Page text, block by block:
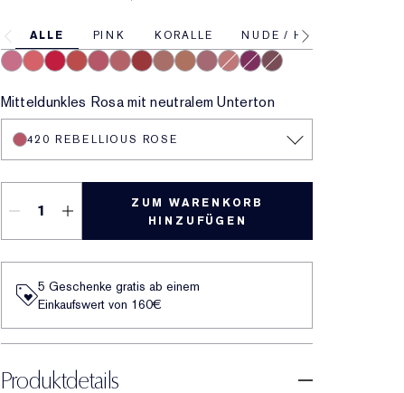
ALLE PINK KORALLE NUDE / HAUTFARBEN
Mitteldunkles Rosa mit neutralem Unterton
420 REBELLIOUS ROSE
ZUM WARENKORB
HINZUFÜGEN
5 Geschenke gratis ab einem
Einkaufswert von 160€​
Produktdetails